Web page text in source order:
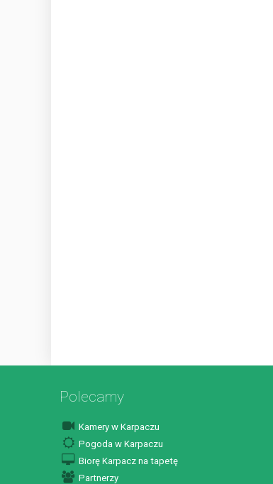
Polecamy
Kamery w Karpaczu
Pogoda w Karpaczu
Biorę Karpacz na tapetę
Partnerzy